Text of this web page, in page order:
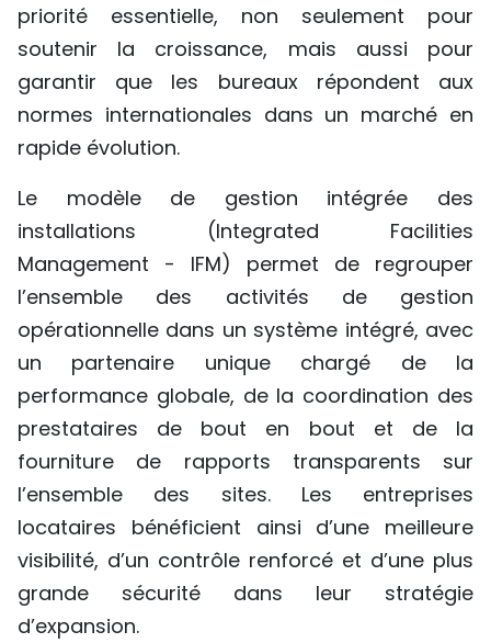
priorité essentielle, non seulement pour
soutenir la croissance, mais aussi pour
garantir que les bureaux répondent aux
normes internationales dans un marché en
rapide évolution.
Le modèle de gestion intégrée des
installations (Integrated Facilities
Management - IFM) permet de regrouper
l’ensemble des activités de gestion
opérationnelle dans un système intégré, avec
un partenaire unique chargé de la
performance globale, de la coordination des
prestataires de bout en bout et de la
fourniture de rapports transparents sur
l’ensemble des sites. Les entreprises
locataires bénéficient ainsi d’une meilleure
visibilité, d’un contrôle renforcé et d’une plus
grande sécurité dans leur stratégie
d’expansion.